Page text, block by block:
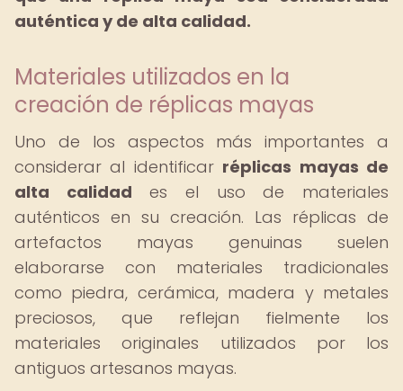
auténtica y de alta calidad.
Materiales utilizados en la
creación de réplicas mayas
Uno de los aspectos más importantes a
considerar al identificar réplicas mayas de
alta calidad es el uso de materiales
auténticos en su creación. Las réplicas de
artefactos mayas genuinas suelen
elaborarse con materiales tradicionales
como piedra, cerámica, madera y metales
preciosos, que reflejan fielmente los
materiales originales utilizados por los
antiguos artesanos mayas.